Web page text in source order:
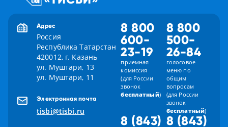
Адрес
Россия
Республика Татарстан
420012, г. Казань
ул. Муштари, 13
ул. Муштари, 11
Электронная почта
tisbi@tisbi.ru
8 800
600-
23-19
приемная
комиссия
(для России
звонок
бесплатный)
8 800
500-
26-84
голосовое
меню по
общим
вопросам
(для России
звонок
бесплатный)
8 (843) 8 (843)